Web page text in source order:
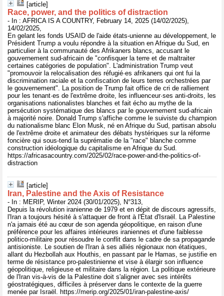
[article]
Race, power, and the politics of distraction
- In : AFRICA IS A COUNTRY, February 14, 2025 (14/02/2025),
14/02/2025,
En gelant les fonds USAID de l'aide états-unienne au développement, le
Président Trump a voulu répondre à la situation en Afrique du Sud, en
particulier à la communauté des Afrikaners blancs, accusant le
gouvernement sud-africain de "confisquer la terre et de maltraiter
certaines catégories de population". L'administration Trump veut
"promouvoir la relocalisation des réfugié·es afrikaners qui ont fui la
discrimination raciale et la confiscation de leurs terres orchestrées par
le gouvernement". La position de Trump fait office de cri de ralliement
pour les tenant·es de l'extrême droite, les influenceur·ses anti-droits, les
organisations nationalistes blanches et fait écho au mythe de la
persécution systématique des blancs par le gouvernement sud-africain
à majorité noire. Donald Trump s'affiche comme le suiviste du champion
du nationalisme blanc Elon Musk, né en Afrique du Sud, partisan absolu
de l'extrême droite et animateur des débats hystériques sur la réforme
foncière qui sous-tend la suprématie de la "race" blanche comme
construction idéologique du capitalisme en Afrique du Sud.
https://africasacountry.com/2025/02/race-power-and-the-politics-of-
distraction
[article]
Iran, Palestine and the Axis of Resistance
- In : MERIP, Winter 2024 (30/01/2025), N°313,
Depuis la révolution iranienne de 1979 et en dépit de discours agressifs,
l'Iran a toujours hésité à s'attaquer de front à l'État d'Israël. La Palestine
n'a jamais été au cœur de son agenda géopolitique, en raison d'une
préférence pour les affaires intérieures iraniennes et d'une faiblesse
politico-militaire pour résoudre le conflit dans le cadre de sa propagande
antisioniste. Le soutien de l'Iran à ses alliés régionaux non étatiques,
allant du Hezbollah aux Houthis, en passant par le Hamas, se justifie en
terme de résistance pro-palestinienne et vise à élargir son influence
géopolitique, religieuse et militaire dans la région. La politique extérieure
de l'Iran vis-à-vis de la Palestine doit s'aligner avec ses intérêts
géostratégiques, difficiles à préserver dans le contexte de la guerre
menée par Israël. https://merip.org/2025/01/iran-palestine-axis/